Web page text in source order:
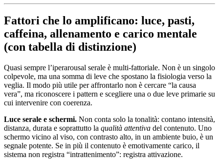
Fattori che lo amplificano: luce, pasti,
caffeina, allenamento e carico mentale
(con tabella di distinzione)
Quasi sempre l’iperarousal serale è multi-fattoriale. Non è un singolo
colpevole, ma una somma di leve che spostano la fisiologia verso la
veglia. Il modo più utile per affrontarlo non è cercare “la causa
vera”, ma riconoscere i pattern e scegliere una o due leve primarie su
cui intervenire con coerenza.
Luce serale e schermi. Non conta solo la tonalità: contano intensità,
distanza, durata e soprattutto la qualità attentiva del contenuto. Uno
schermo vicino al viso, con contrasto alto, in un ambiente buio, è un
segnale potente. Se in più il contenuto è emotivamente carico, il
sistema non registra “intrattenimento”: registra attivazione.